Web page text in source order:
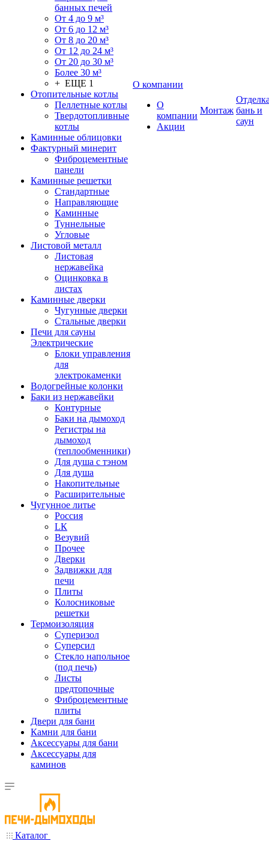
банных печей
От 4 до 9 м³
От 6 до 12 м³
От 8 до 20 м³
От 12 до 24 м³
От 20 до 30 м³
Более 30 м³
+ ЕЩЕ 1
Отопительные котлы
Пеллетные котлы
Твердотопливные
котлы
Каминные облицовки
Фактурный минерит
Фиброцементные
панели
Каминные решетки
Стандартные
Направляющие
Каминные
Туннельные
Угловые
Листовой металл
Листовая
нержавейка
Оцинковка в
листах
Каминные дверки
Чугунные дверки
Стальные дверки
Печи для сауны
Электрические
Блоки управления
для
электрокаменки
Водогрейные колонки
Баки из нержавейки
Контурные
Баки на дымоход
Регистры на
дымоход
(теплообменники)
Для душа с тэном
Для душа
Накопительные
Расширительные
Чугунное литье
Россия
LК
Везувий
Прочее
Дверки
Задвижки для
печи
Плиты
Колосниковые
решетки
Термоизоляция
Суперизол
Суперсил
Стекло напольное
(под печь)
Листы
предтопочные
Фиброцементные
плиты
Двери для бани
Камни для бани
Аксессуары для бани
Аксессуары для
каминов
О компании
О
компании
Акции
Монтаж бань и
саун
Каталог